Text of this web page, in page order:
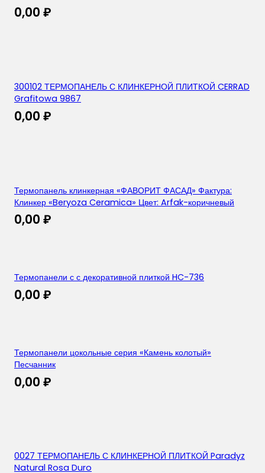
0,00 ₽
300102 ТЕРМОПАНЕЛЬ С КЛИНКЕРНОЙ ПЛИТКОЙ CERRAD
Grafitowa 9867
0,00 ₽
Термопанель клинкерная «ФАВОРИТ ФАСАД» Фактура:
Клинкер «Beryoza Ceramica» Цвет: Arfak-коричневый
0,00 ₽
Термопанели с с декоративной плиткой HC-736
0,00 ₽
Термопанели цокольные серия «Камень колотый»
Песчанник
0,00 ₽
0027 ТЕРМОПАНЕЛЬ С КЛИНКЕРНОЙ ПЛИТКОЙ Paradyz
Natural Rosa Duro